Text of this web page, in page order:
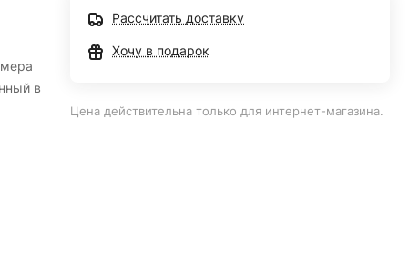
в
Рассчитать доставку
Хочу в подарок
Цена действительна только для интернет-магазина.